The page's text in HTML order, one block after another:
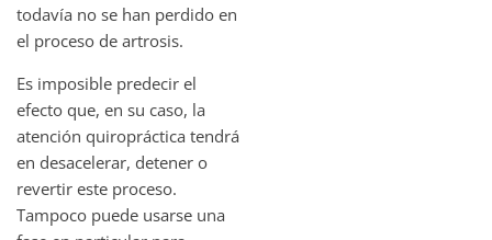
todavía no se han perdido en
el proceso de artrosis.
Es imposible predecir el
efecto que, en su caso, la
atención quiropráctica tendrá
en desacelerar, detener o
revertir este proceso.
Tampoco puede usarse una